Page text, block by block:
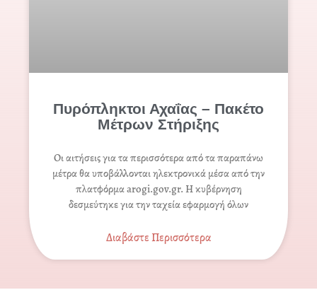
Πυρόπληκτοι Αχαΐας – Πακέτο
Μέτρων Στήριξης
Οι αιτήσεις για τα περισσότερα από τα παραπάνω
μέτρα θα υποβάλλονται ηλεκτρονικά μέσα από την
πλατφόρμα arogi.gov.gr. Η κυβέρνηση
δεσμεύτηκε για την ταχεία εφαρμογή όλων
Διαβάστε Περισσότερα